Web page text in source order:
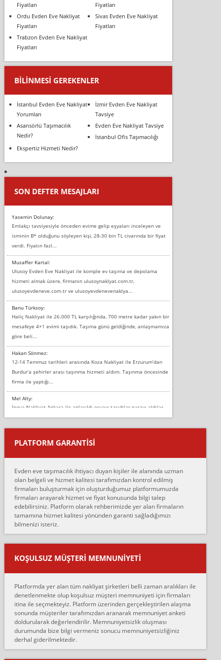
Fiyatları
Fiyatları
Ordu Evden Eve Nakliyat
Fiyatları
Sivas Evden Eve Nakliyat
Fiyatları
Trabzon Evden Eve Nakliyat
Fiyatları
BILINMESI GEREKENLER
İstanbul Evden Eve Nakliyat
Yorumları
İzmir Evden Eve Nakliyat
Tavsiye
Asansörlü Taşımacılık
Nedir?
Evden Eve Nakliyat Tavsiye
İstanbul Ofis Taşımacılığı
Ekspertiz Hizmeti Nedir?
SON DEFTER MESAJLARI
Yasemin Dolunay:
Emlakçı tavsiyesiyle önceden evime gelip eşyaları inceleyen ve
isminin B* olduğunu söyleyen kişi, 28-30 bin TL civarında bir fiyat
verdi. Fiyatın fazl...
Muzaffer Kartal:
Ulusoy Evden Eve Nakliyat ile komple ev taşıma ve depolama
hizmeti almak üzere, firmanın ulusoynaklyat.com.tr,
ulusoyevdeneve.com.tr ve ulusoyevdenevenaklya...
Banu Türksoy:
Haliç Nakliyat ile 26.000 TL karşılığında, 700 metre kadar yakın bir
mesafeye 4+1 evimi taşıdık. Taşıma günü geldiğinde, anlaşmamıza
göre beli...
Hakan Sönmez:
12-14 Temmuz tarihleri arasında Koza Nakliyat ile Erzurum’dan
Burdur’a şehirler arası taşınma hizmeti aldım. Taşınma öncesinde
firma ile yaptığı...
Mel Alty:
İnova Nakliyat Ankara ile anlaşıldı eşyayı taşıdılar parayı aldılar.
Salon duvarına bir baktım birisi boydan alüminyum renkli bantı
yapıştırm...
Murat:
çalıştıklarını, müş...
Ahmet:
Lüleburgaz güngünes evden eve naklyat eşyalarımı taşımak için
anlaştık sabah eve geldiklerinde de eşyalarımı düzgün şekilde
sarcaz demelerine r...
mehmet güldü:
Ankara ALİCANLAR NAKLİYAT Tutarsız ve ticari ahlak problemleri
var verdikleri fiyat teklifini arttırdılar. Sonrasında taşıma gününde
oldukça tutarsı...
Ankara Alicanlar naklyat tel 5465524025. 2600 TL'ye ankaradan
Konya ya Alicanlar naklyat la anlaştık bu şahıs evin taşınacağı gün
fiyatın mazoto gele...
Fatih kokmese:
Diyarbakır dan eşyamı getirtmek için anlaştım sözleşme yaptım.
Son anda fiyat artırdılar.. mecburiyetten tasittim.. bu kişiler ağrılı
PLATFORM GARANTİSİ
Evden eve taşımacılık ihtiyacı duyan kişiler ile alanında uzman
olan belgeli ve hizmet kalitesi tarafımızdan kontrol edilmiş
firmaları buluşturmak için oluşturduğumuz platformumuzda
firmaları arayarak hizmet ve fiyat konusunda bilgi talep
edebilirsiniz. Platform olarak rehberimizde yer alan firmaların
tamamına hizmet kalitesi yönünden garanti sağladığımızı
bilmenizi isteriz.
KOŞULSUZ MÜŞTERI MEMNUNIYETI
Platformda yer alan tüm nakliyat şirketleri belli zaman aralıkları ile
denetlenmekte olup koşulsuz müşteri memnuniyeti için firmaları
itina ile seçmekteyiz. Platform üzerinden gerçekleştirilen alaşma
sonunda müşteriler tarafımızdan aranarak memnuniyet anketi
doldurularak değerlendirilir. Memnuniyetsizlik oluşması
durumunda bize bilgi vermeniz sonucu memnuniyetsizliğiniz
derhal giderilmektedir.